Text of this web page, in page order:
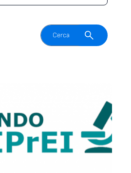
Attiva il campo di ricerca